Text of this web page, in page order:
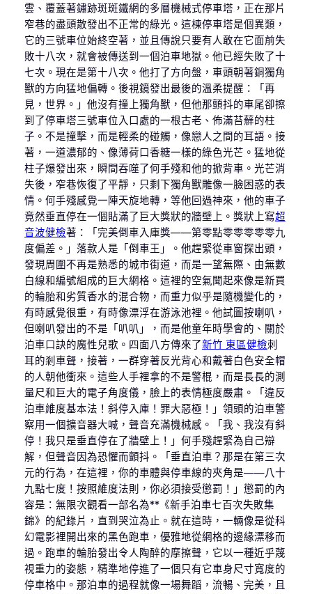
雲、覆蓋著鏽跡斑斑鐵網的多層機械式停車塔，正在那片
窄巷的盡頭散發出不正常的綠光。這棟停車塔是個異類，
它的三號車位始終空著，並且傳說只要有人敢在它面前失
敗十八次，就會被傳送到一個泊車地獄。他已經失敗了十
七次。現在是第十八次。他打了方向盤，車頭朝著銅獨角
獸的方向猛地偏轉。後視鏡發出最後的溫柔提醒：「再
見，世界。」他沒有撞上獨角獸，但他那顫抖的車尾卻擦
到了停車塔三號車位入口處的一根古老、佈滿苔蘚的柱
子。不是撞擊，而是輕柔的碰觸，像戀人之間的耳語。接
著，一道濃郁的、像薄荷口香糖一樣的綠色光芒。猛地從
柱子爆發出來，瞬間吞噬了何手殘和他的掀背車。光芒消
失後，窄巷恢復了平靜，只剩下獨角獸雕像一臉困惑的表
情。何手殘感覺一陣天旋地轉，等他回過神來，他的車子
竟然垂直停在一個貼滿了巨大獎狀的牆壁上。獎狀上寫超
音波健檢著：「完美倒車入庫獎——第零點零零零零零九
度偏差。」落款人是「倒車王」。他趕緊從車窗探出頭，
發現周圍不再是熟悉的城市街道，而是一望無際、由無數
白線和編號組成的巨大網格。這裡的空氣聞起來像是新買
的輪胎和劣質香水的混合物，而重力似乎是隨機變化的，
有時感覺很重，有時像漂浮在游泳池裡。他試圖按喇叭，
但喇叭發出的不是「叭叭」，而是他童年時學會的、關於
泊車口訣的魔性兒歌。四面八方傳來了新竹 東區健檢刺
耳的剎車聲，接著，一群穿著反光背心和戴著白色安全帽
的人朝他衝來。這些人手裡拿的不是警棍，而是長長的測
量尺和巨大的電子角度儀，臉上的表情極度嚴肅。「違反
泊車維度基本法！斜停入庫！罪大惡極！」領頭的泊車警
察用一個擴音器大喊，聲音充滿機械感。「我、我沒有斜
停！我只是垂直停在了牆壁上！」何手殘趕緊為自己辯
解，但聲音因為恐懼而顫抖。「垂直泊車？那是在第三次
元的行為，在這裡，你的車體與停車線的夾角是——八十
九點七度！按照維度法則，你必須接受懲罰！」懲罰的內
容是：無限次觀看一部名為**《新手泊車七百次失敗集
錦》的紀錄片，直到哭泣為止。就在這時，一輛像是從科
幻電影裡開出來的黑色跑車，優雅地從網格的邊緣漂移而
過。跑車的輪胎發出令人陶醉的摩擦聲，它以一種近乎蔑
視重力的姿態，精準地停進了一個只有它車身尺寸寬度的
停車格中。那泊車的過程就像一場舞蹈，流暢、完美，且